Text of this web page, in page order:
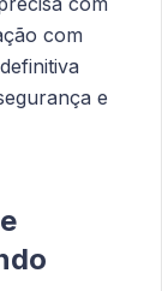
com
e